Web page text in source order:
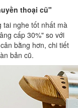
thoại cũ"
tai nghe tốt nhất mà
cấp 30%" so với
bằng hơn, chi tiết
bản cũ.